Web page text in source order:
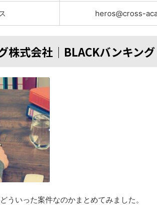
heros@cross-
株式会社│BLACKバンキン
ういった案件なのかまとめてみました。